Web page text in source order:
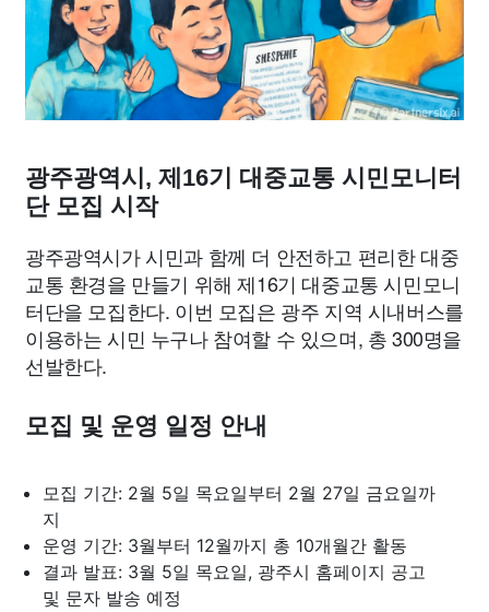
광주광역시, 제16기 대중교통 시민모니터
단 모집 시작
광주광역시가 시민과 함께 더 안전하고 편리한 대중
교통 환경을 만들기 위해 제16기 대중교통 시민모니
터단을 모집한다. 이번 모집은 광주 지역 시내버스를
이용하는 시민 누구나 참여할 수 있으며, 총 300명을
선발한다.
모집 및 운영 일정 안내
모집 기간: 2월 5일 목요일부터 2월 27일 금요일까
지
운영 기간: 3월부터 12월까지 총 10개월간 활동
결과 발표: 3월 5일 목요일, 광주시 홈페이지 공고
및 문자 발송 예정